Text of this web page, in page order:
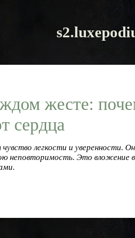
жесте:
сердца
легкости и уверенности.
неповторимость. Это вложение